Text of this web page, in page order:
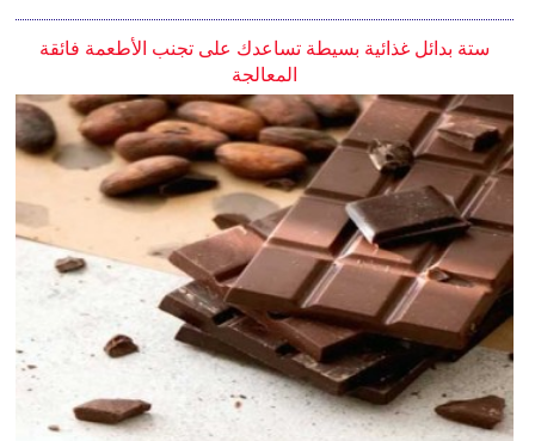
ستة بدائل غذائية بسيطة تساعدك على تجنب الأطعمة فائقة
المعالجة